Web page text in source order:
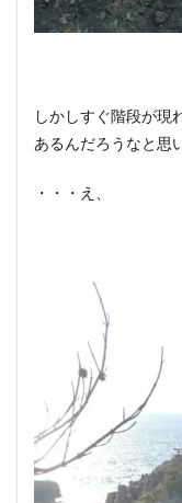
しかしすぐ階段が現
あるんだろうなと思
・・・え、